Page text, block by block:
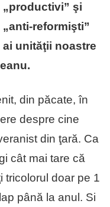
„productivi” şi
reformişti”
unităţii noastre
din păcate, în
despre cine
din ţară. Ca
cât mai tare că
tricolorul doar pe 1
până la anul. Si